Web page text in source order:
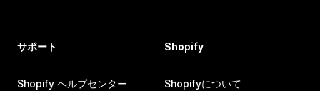
サポート
Shopify ヘルプセンター
Shopify
Shopifyについて